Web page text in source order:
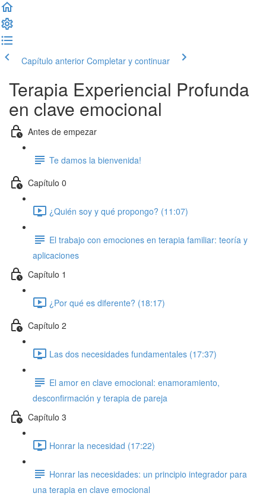
Capítulo anterior Completar y continuar
Terapia Experiencial Profunda
en clave emocional
Antes de empezar
Te damos la bienvenida!
Capítulo 0
¿Quién soy y qué propongo? (11:07)
El trabajo con emociones en terapia familiar: teoría y
aplicaciones
Capítulo 1
¿Por qué es diferente? (18:17)
Capítulo 2
Las dos necesidades fundamentales (17:37)
El amor en clave emocional: enamoramiento,
desconfirmación y terapia de pareja
Capítulo 3
Honrar la necesidad (17:22)
Honrar las necesidades: un principio integrador para
una terapia en clave emocional